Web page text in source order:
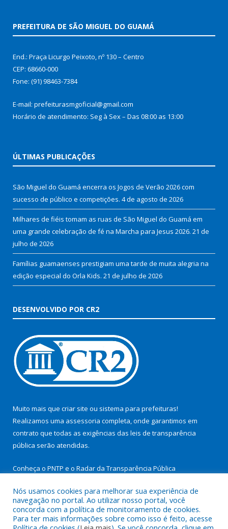
PREFEITURA DE SÃO MIGUEL DO GUAMÁ
End.: Praça Licurgo Peixoto, nº 130 – Centro
CEP: 68660-000
Fone: (91) 98463-7384
E-mail: prefeiturasmgoficial@gmail.com
Horário de atendimento: Seg à Sex – Das 08:00 as 13:00
ÚLTIMAS PUBLICAÇÕES
São Miguel do Guamá encerra os Jogos de Verão 2026 com
sucesso de público e competições. 4 de agosto de 2026
Milhares de fiéis tomam as ruas de São Miguel do Guamá em
uma grande celebração de fé na Marcha para Jesus 2026. 21 de
julho de 2026
Famílias guamaenses prestigiam uma tarde de muita alegria na
edição especial do Orla Kids. 21 de julho de 2026
DESENVOLVIDO POR CR2
Muito mais que criar site ou sistema para prefeituras!
Realizamos uma assessoria completa, onde garantimos em
contrato que todas as exigências das leis de transparência
pública serão atendidas.
Conheça o PNTP e o Radar da Transparência Pública
Todos os direitos reservados a Prefeitura Municipal de São
Nós usamos cookies para melhorar sua experiência de
navegação no portal. Ao utilizar nosso portal, você
concorda com a política de monitoramento de cookies.
Para ter mais informações sobre como isso é feito, acesse